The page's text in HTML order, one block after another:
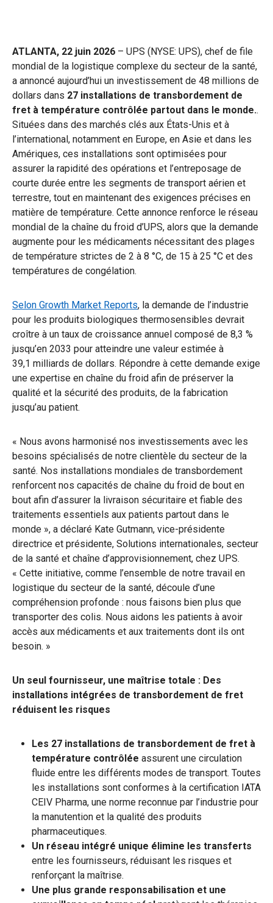
ATLANTA, 22 juin 2026 – UPS (NYSE: UPS), chef de file
mondial de la logistique complexe du secteur de la santé,
a annoncé aujourd’hui un investissement de 48 millions de
dollars dans 27 installations de transbordement de
fret à température contrôlée partout dans le monde..
Situées dans des marchés clés aux États-Unis et à
l’international, notamment en Europe, en Asie et dans les
Amériques, ces installations sont optimisées pour
assurer la rapidité des opérations et l’entreposage de
courte durée entre les segments de transport aérien et
terrestre, tout en maintenant des exigences précises en
matière de température. Cette annonce renforce le réseau
mondial de la chaîne du froid d’UPS, alors que la demande
augmente pour les médicaments nécessitant des plages
de température strictes de 2 à 8 °C, de 15 à 25 °C et des
températures de congélation.
Selon Growth Market Reports, la demande de l’industrie
pour les produits biologiques thermosensibles devrait
croître à un taux de croissance annuel composé de 8,3 %
jusqu’en 2033 pour atteindre une valeur estimée à
39,1 milliards de dollars. Répondre à cette demande exige
une expertise en chaîne du froid afin de préserver la
qualité et la sécurité des produits, de la fabrication
jusqu’au patient.
« Nous avons harmonisé nos investissements avec les
besoins spécialisés de notre clientèle du secteur de la
santé. Nos installations mondiales de transbordement
renforcent nos capacités de chaîne du froid de bout en
bout afin d’assurer la livraison sécuritaire et fiable des
traitements essentiels aux patients partout dans le
monde », a déclaré Kate Gutmann, vice-présidente
directrice et présidente, Solutions internationales, secteur
de la santé et chaîne d’approvisionnement, chez UPS.
« Cette initiative, comme l’ensemble de notre travail en
logistique du secteur de la santé, découle d’une
compréhension profonde : nous faisons bien plus que
transporter des colis. Nous aidons les patients à avoir
accès aux médicaments et aux traitements dont ils ont
besoin. »
Un seul fournisseur, une maîtrise totale : Des
installations intégrées de transbordement de fret
réduisent les risques
Les 27 installations de transbordement de fret à
température contrôlée assurent une circulation
fluide entre les différents modes de transport. Toutes
les installations sont conformes à la certification IATA
CEIV Pharma, une norme reconnue par l’industrie pour
la manutention et la qualité des produits
pharmaceutiques.
Un réseau intégré unique élimine les transferts
entre les fournisseurs, réduisant les risques et
renforçant la maîtrise.
Une plus grande responsabilisation et une